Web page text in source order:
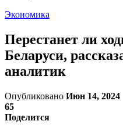
Экономика
Перестанет ли
Беларуси,
аналитик
Опубликовано Июн 14, 2024
65
Поделится